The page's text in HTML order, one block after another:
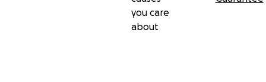
you care
about